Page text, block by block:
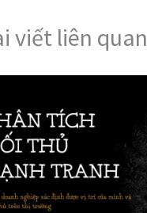
viết liên quan